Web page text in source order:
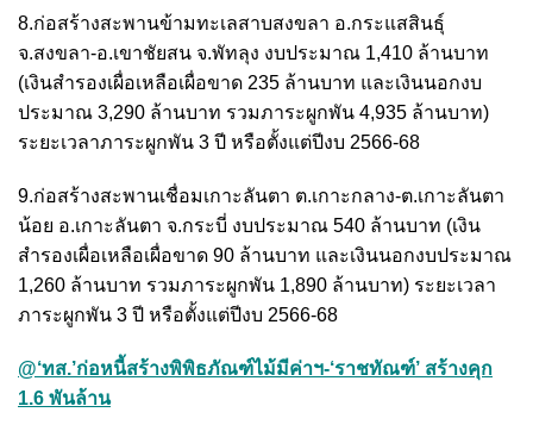
8.ก่อสร้างสะพานข้ามทะเลสาบสงขลา อ.กระแสสินธุ์
จ.สงขลา-อ.เขาชัยสน จ.พัทลุง งบประมาณ 1,410 ล้านบาท
(เงินสำรองเผื่อเหลือเผื่อขาด 235 ล้านบาท และเงินนอกงบ
ประมาณ 3,290 ล้านบาท รวมภาระผูกพัน 4,935 ล้านบาท)
ระยะเวลาภาระผูกพัน 3 ปี หรือตั้งแต่ปีงบ 2566-68
9.ก่อสร้างสะพานเชื่อมเกาะลันตา ต.เกาะกลาง-ต.เกาะลันตา
น้อย อ.เกาะลันตา จ.กระบี่ งบประมาณ 540 ล้านบาท (เงิน
สำรองเผื่อเหลือเผื่อขาด 90 ล้านบาท และเงินนอกงบประมาณ
1,260 ล้านบาท รวมภาระผูกพัน 1,890 ล้านบาท) ระยะเวลา
ภาระผูกพัน 3 ปี หรือตั้งแต่ปีงบ 2566-68
@‘ทส.’ก่อหนี้สร้างพิพิธภัณฑ์ไม้มีค่าฯ-‘ราชทัณฑ์’ สร้างคุก
1.6 พันล้าน